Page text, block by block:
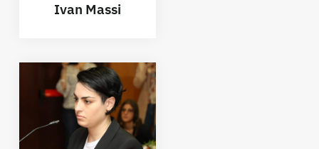
Ivan Massi